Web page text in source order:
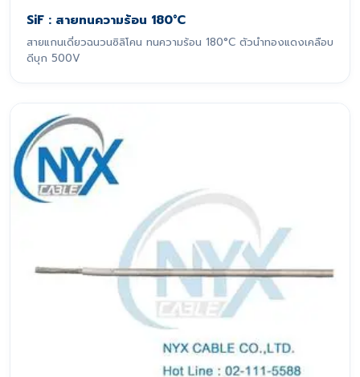
SiF : สายทนความร้อน 180°C
สายแกนเดี่ยวฉนวนซิลิโคน ทนความร้อน 180°C ตัวนำทองแดงเคลือบ
ดีบุก 500V